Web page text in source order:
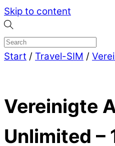
Skip to content
Start / Travel-SIM /
Vereinigte
Unlimited –